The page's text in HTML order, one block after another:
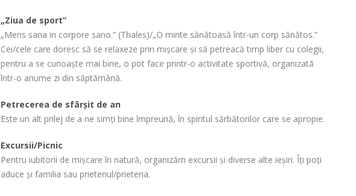
„Ziua de sport”
„Mens sana in corpore sano.” (Thales)/„O minte sănătoasă într-un corp sănătos.”
Cei/cele care doresc să se relaxeze prin mișcare și să petreacă timp liber cu colegii,
pentru a se cunoaște mai bine, o pot face printr-o activitate sportivă, organizată
într-o anume zi din săptămână.
Petrecerea de sfârșit de an
Este un alt prilej de a ne simți bine împreună, în spiritul sărbătorilor care se apropie.
Excursii/Picnic
Pentru iubitorii de mișcare în natură, organizăm excursii și diverse alte ieșiri. Îți poți
aduce și familia sau prietenul/prietena.